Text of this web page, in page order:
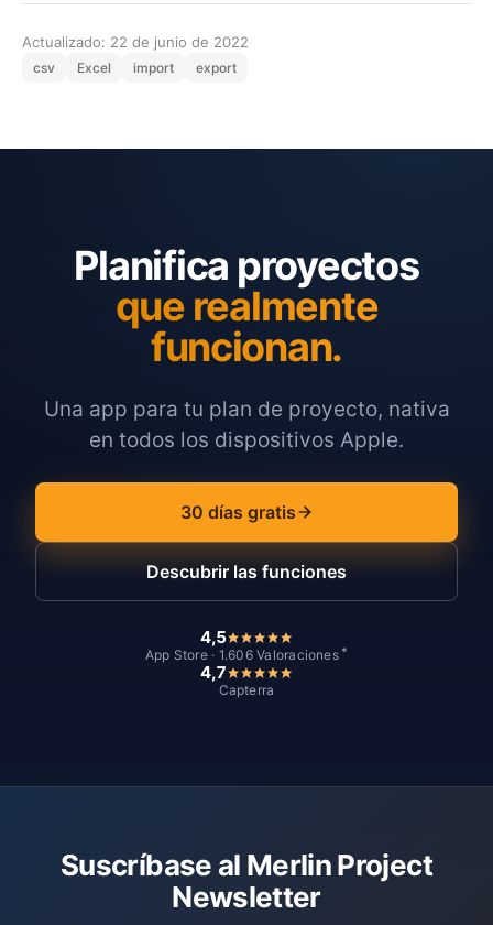
Actualizado: 22 de junio de 2022
csv Excel import export
Planifica proyectos
que realmente
funcionan.
Una app para tu plan de proyecto, nativa
en todos los dispositivos Apple.
30 días gratis
Descubrir las funciones
4,5
App Store · 1.606 Valoraciones *
4,7
Capterra
Suscríbase al Merlin Project
Newsletter